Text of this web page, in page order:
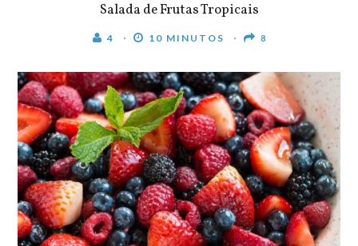
Salada de Frutas Tropicais
4 10 MINUTOS 8